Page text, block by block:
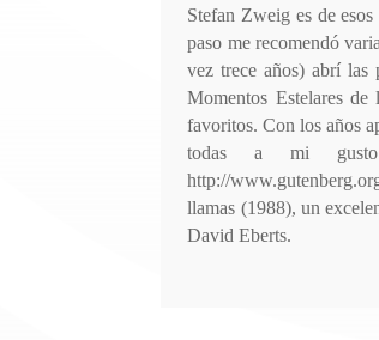
Stefan Zweig es de
paso me recomendó
vez trece años) abrí
Momentos Estelares
favoritos. Con los años
todas a mi
http://
llamas (1988), un
David Eberts.